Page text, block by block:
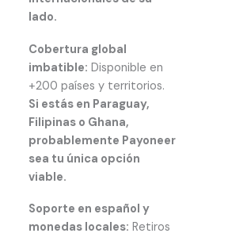
lado.
Cobertura global
imbatible: Disponible en
+200 países y territorios.
Si estás en Paraguay,
Filipinas o Ghana,
probablemente Payoneer
sea tu única opción
viable.
Soporte en español y
monedas locales: Retiros